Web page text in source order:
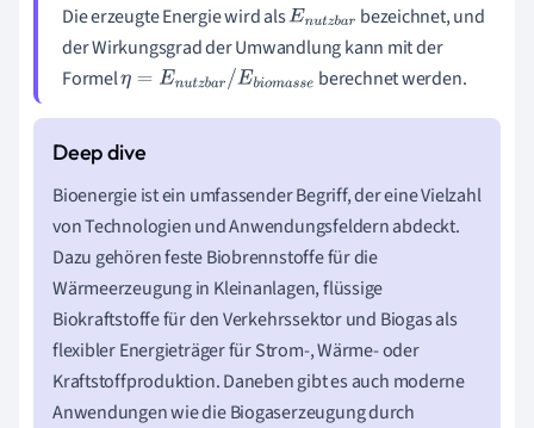
Die erzeugte Energie wird alsEnutzba
r
bezeichnet, und
der Wirkungsgrad der Umwandlung kann mit der
Formelη =Enutzbar/Ebiomasse berechnet werden.
Bioenergie ist ein umfassender Begriff, der eine Vielzahl
von Technologien und Anwendungsfeldern abdeckt.
Dazu gehören feste Biobrennstoffe für die
Wärmeerzeugung in Kleinanlagen, flüssige
Biokraftstoffe für den Verkehrssektor und Biogas als
flexibler Energieträger für Strom-, Wärme- oder
Kraftstoffproduktion. Daneben gibt es auch moderne
Anwendungen wie die Biogaserzeugung durch